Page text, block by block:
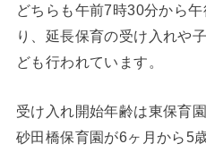
どちらも午前7時30分から
り、延長保育の受け入れや
ども行われています。
受け入れ開始年齢は東保育
砂田橋保育園が6ヶ月から5